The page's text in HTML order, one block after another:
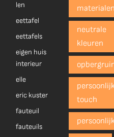
len
eettafel
eettafels
eigen huis
interieur
elle
eric kuster
fauteuil
fauteuils
neutrale
kleuren
touch